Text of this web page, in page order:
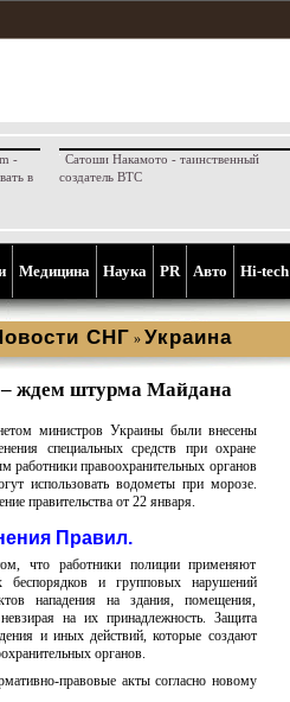
-
в
Сатоши Накамото - таинственный
создатель BTC
Медицина Наука PR Aвто Hi-tech
СНГ » Украина
– ждем штурма Майдана
министров Украины были внесены
специальных средств при охране
работники правоохранительных органов
использовать водометы при морозе.
правительства от 22 января.
Правил.
что работники полиции применяют
и групповых нарушений
нападения на здания, помещения,
на их принадлежность. Защита
и иных действий, которые создают
органов.
правовые акты согласно новому